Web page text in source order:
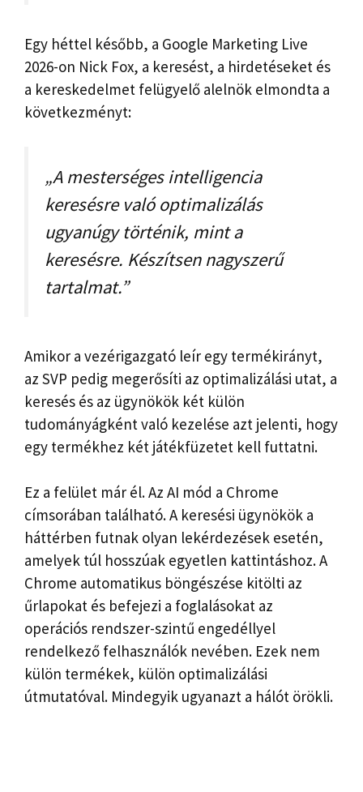
Egy héttel később, a Google Marketing Live
2026-on Nick Fox, a keresést, a hirdetéseket és
a kereskedelmet felügyelő alelnök elmondta a
következményt:
„A mesterséges intelligencia
keresésre való optimalizálás
ugyanúgy történik, mint a
keresésre. Készítsen nagyszerű
tartalmat.”
Amikor a vezérigazgató leír egy termékirányt,
az SVP pedig megerősíti az optimalizálási utat, a
keresés és az ügynökök két külön
tudományágként való kezelése azt jelenti, hogy
egy termékhez két játékfüzetet kell futtatni.
Ez a felület már él. Az AI mód a Chrome
címsorában található. A keresési ügynökök a
háttérben futnak olyan lekérdezések esetén,
amelyek túl hosszúak egyetlen kattintáshoz. A
Chrome automatikus böngészése kitölti az
űrlapokat és befejezi a foglalásokat az
operációs rendszer-szintű engedéllyel
rendelkező felhasználók nevében. Ezek nem
külön termékek, külön optimalizálási
útmutatóval. Mindegyik ugyanazt a hálót örökli.